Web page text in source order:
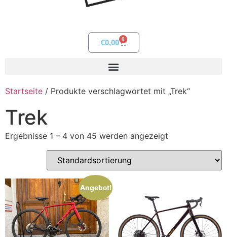
€0,00 0
Startseite / Produkte verschlagwortet mit „Trek“
Trek
Ergebnisse 1 – 4 von 45 werden angezeigt
Angebot!